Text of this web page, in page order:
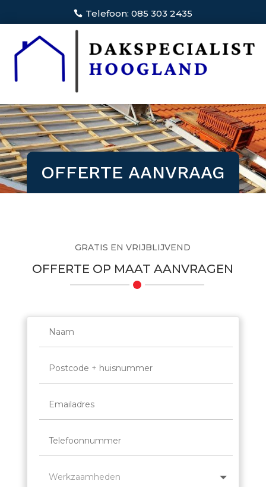
Telefoon: 085 303 2435
OFFERTE AANVRAAG
GRATIS EN VRIJBLIJVEND
OFFERTE OP MAAT AANVRAGEN